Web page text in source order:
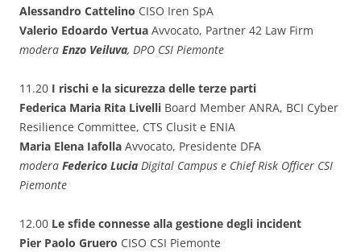
Alessandro Cattelino CISO Iren SpA
Valerio Edoardo Vertua Avvocato, Partner 42 Law Firm
modera Enzo Veiluva, DPO CSI Piemonte
11.20 I rischi e la sicurezza delle terze parti
Federica Maria Rita Livelli Board Member ANRA, BCI Cyber
Resilience Committee, CTS Clusit e ENIA
Maria Elena Iafolla Avvocato, Presidente DFA
modera Federico Lucia Digital Campus e Chief Risk Officer CSI
Piemonte
12.00 Le sfide connesse alla gestione degli incident
Pier Paolo Gruero CISO CSI Piemonte